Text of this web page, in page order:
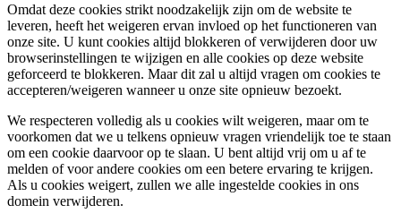
Omdat deze cookies strikt noodzakelijk zijn om de website te
leveren, heeft het weigeren ervan invloed op het functioneren van
onze site. U kunt cookies altijd blokkeren of verwijderen door uw
browserinstellingen te wijzigen en alle cookies op deze website
geforceerd te blokkeren. Maar dit zal u altijd vragen om cookies te
accepteren/weigeren wanneer u onze site opnieuw bezoekt.
We respecteren volledig als u cookies wilt weigeren, maar om te
voorkomen dat we u telkens opnieuw vragen vriendelijk toe te staan
om een cookie daarvoor op te slaan. U bent altijd vrij om u af te
melden of voor andere cookies om een betere ervaring te krijgen.
Als u cookies weigert, zullen we alle ingestelde cookies in ons
domein verwijderen.